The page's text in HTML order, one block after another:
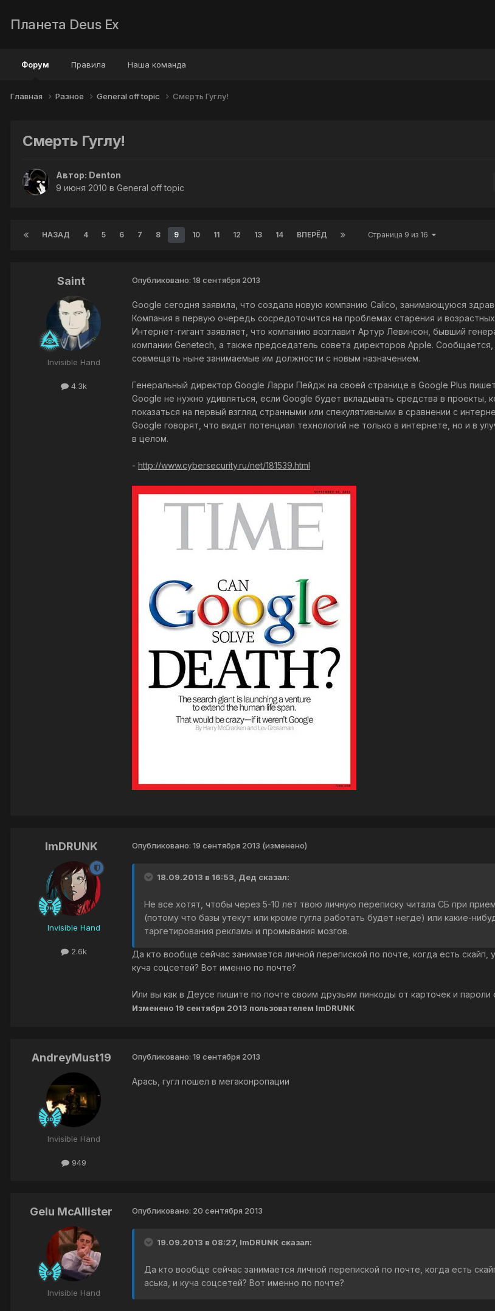
Планета Deus Ex
Форум Правила Наша команда
Главная Разное General off topic Смерть Гуглу!
Смерть Гуглу!
Автор: Denton
9 июня 2010 в General off topic
НАЗАД 4 5 6 7 8 9 10 11 12 13 14 ВПЕРЁД Страница 9 из 16
Saint
Invisible Hand
4.3k
Опубликовано: 18 сентября 2013
Google сегодня заявила, что создала новую компанию Calico, занимающуюся
Компания в первую очередь сосредоточится на проблемах старения и
Интернет-гигант заявляет, что компанию возглавит Артур Левинсон, бывший
компании Genetech, а также председатель совета директоров Apple.
совмещать ныне занимаемые им должности с новым назначением.
Генеральный директор Google Ларри Пейдж на своей странице в Google Plus
Google не нужно удивляться, если Google будет вкладывать средства в проекты,
показаться на первый взгляд странными или спекулятивными в сравнении с
Google говорят, что видят потенциал технологий не только в интернете, но и в
в целом.
- http://www.cybersecurity.ru/net/181539.html
ImDRUNK
Invisible Hand
2.6k
Опубликовано: 19 сентября 2013 (изменено)
18.09.2013 в 16:53, Дед сказал:
Не все хотят, чтобы через 5-10 лет твою личную переписку читала СБ при
(потому что базы утекут или кроме гугла работать будет негде) или какие-
таргетирования рекламы и промывания мозгов.
Да кто вообще сейчас занимается личной перепиской по почте, когда есть скайп,
куча соцсетей? Вот именно по почте?
Или вы как в Деусе пишите по почте своим друзьям пинкоды от карточек и пароли
Изменено 19 сентября 2013 пользователем ImDRUNK
AndreyMust19
Invisible Hand
949
Опубликовано: 19 сентября 2013
Арась, гугл пошел в мегаконропации
Gelu McAllister
Invisible Hand
Опубликовано: 20 сентября 2013
19.09.2013 в 08:27, ImDRUNK сказал:
Да кто вообще сейчас занимается личной перепиской по почте, когда есть
аська, и куча соцсетей? Вот именно по почте?